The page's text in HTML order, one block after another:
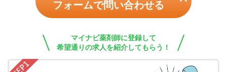
フォームで問い合わせる
マイナビ薬剤師に登録して
希望通りの求人を紹介してもらう！